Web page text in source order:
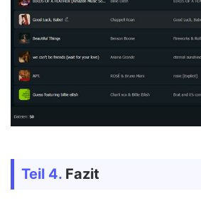
Teil 4. Fazit